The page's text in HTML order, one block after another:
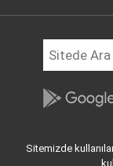
Sitemizde